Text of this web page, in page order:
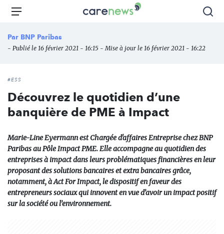
Aller
principal
Carenews,
des
Menu
Par BNP Paribas
- Publié le 16 février 2021 - 16:15 - Mise à jour le 16 février 2021 - 16:22
#ESS
Découvrez le quotidien d’une
banquière de PME à Impact
Marie-Line Eyermann est Chargée d'affaires Entreprise chez BNP
Paribas au Pôle Impact PME. Elle accompagne au quotidien des
entreprises à impact dans leurs problématiques financières en leur
proposant des solutions bancaires et extra bancaires grâce,
notamment, à Act For Impact, le dispositif en faveur des
entrepreneurs sociaux qui innovent en vue d’avoir un impact positif
sur la société ou l’environnement.